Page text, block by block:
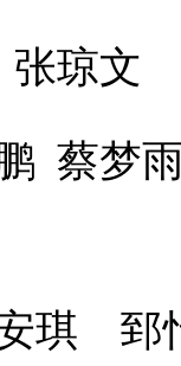
琼文
蔡梦
琪